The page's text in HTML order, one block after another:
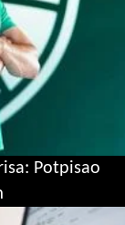
Potpisao